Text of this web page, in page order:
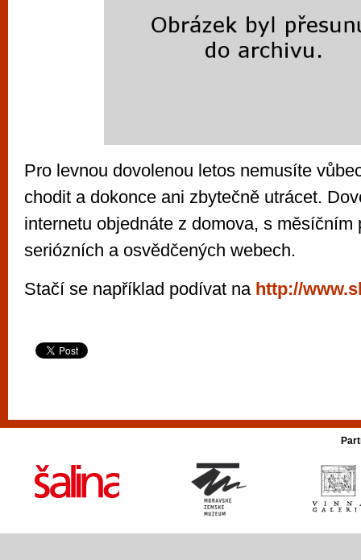
Pro levnou dovolenou letos nemusíte
chodit a dokonce ani zbytečně utrácet.
internetu objednáte z domova, s měsíčním
seriózních a osvědčených webech.
Stačí se například podívat na http://